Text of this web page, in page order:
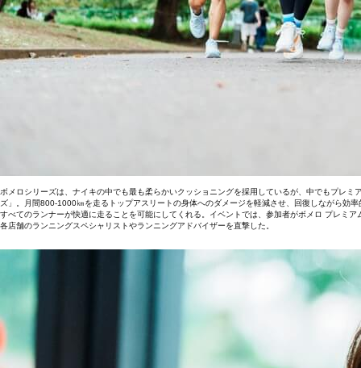
ボメロシリーズは、ナイキの中でも最も柔らかいクッショニングを採用しているが、中でもプレ
ズ」。月間800‐1000㎞を走るトップアスリートの身体へのダメージを軽減させ、回復しながら効
すべてのランナーが快適に走ることを可能にしてくれる。イベントでは、参加者がボメロ プレミ
各店舗のランニングスペシャリストやランニングアドバイザーを直撃した。